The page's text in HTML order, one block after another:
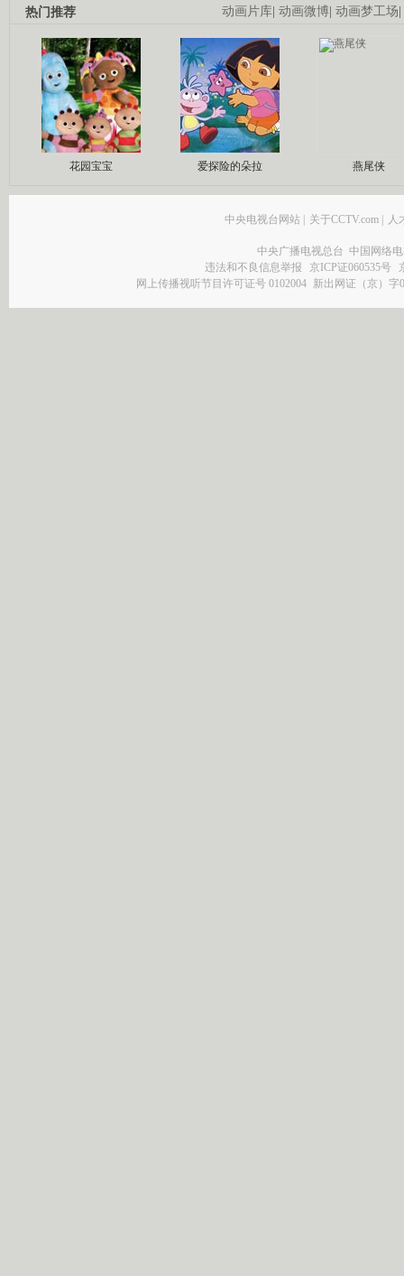
动画片库| 动画微博| 动画梦工场|
热门推荐
花园宝宝 爱探险的朵拉 燕尾侠
中央电视台网站 | 关于CCTV.com | 人
中央广播电视总台 中国网络
违法和不良信息举报
京ICP证060535号
网上传播视听节目许可证号 0102004 新出网证（京）